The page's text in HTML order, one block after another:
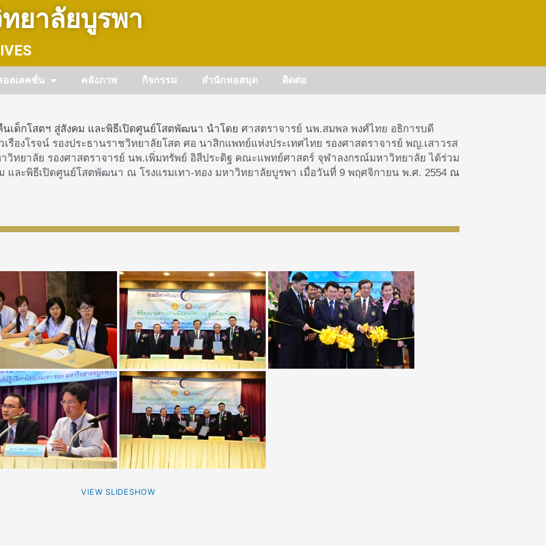
ยาลัยบูรพา
อลเลคชั่น คลังภาพ กิจกรรม สำนักหอสมุด ติดต่อ
เด็กโสตฯ สู่สังคม และพิธีเปิดศูนย์โสตพัฒนา นำโดย ศาสตราจารย์ นพ.สมพล พงศ์ไทย อธิการบดี
รืองโรจน์ รองประธานราชวิทยาลัยโสต ศอ นาสิกแพทย์แห่งประเทศไทย รองศาสตราจารย์ พญ.เสาวรส
วิทยาลัย รองศาสตราจารย์ นพ.เพิ่มทรัพย์ อิสีประดิฐ คณะแพทย์ศาสตร์ จุฬาลงกรณ์มหาวิทยาลัย ได้ร่วม
และพิธีเปิดศูนย์โสตพัฒนา ณ โรงแรมเทา-ทอง มหาวิทยาลัยบูรพา เมื่อวันที่ 9 พฤศจิกายน พ.ศ. 2554 ณ
VIEW SLIDESHOW